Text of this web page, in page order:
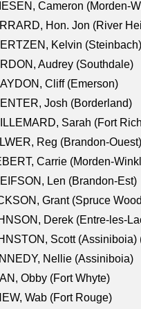
Cameron (Morden-
Hon. Jon (River
Kelvin (Steinbach)
Audrey (Southdale)
Cliff (Emerson)
Josh (Borderland)
Sarah (Fort
Reg (Brandon-Ouest)
Carrie (Morden-
Len (Brandon-Est)
Grant (Spruce
Derek (Entre-les-
Scott (Assiniboia)
Nellie (Assiniboia)
Obby (Fort Whyte)
Wab (Fort Rouge)